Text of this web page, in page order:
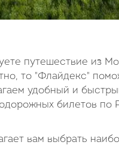
путешествие из
то "Флайдекс"
удобный и
билетов по
вам выбрать
16 17 18 19
Октябрь 2026